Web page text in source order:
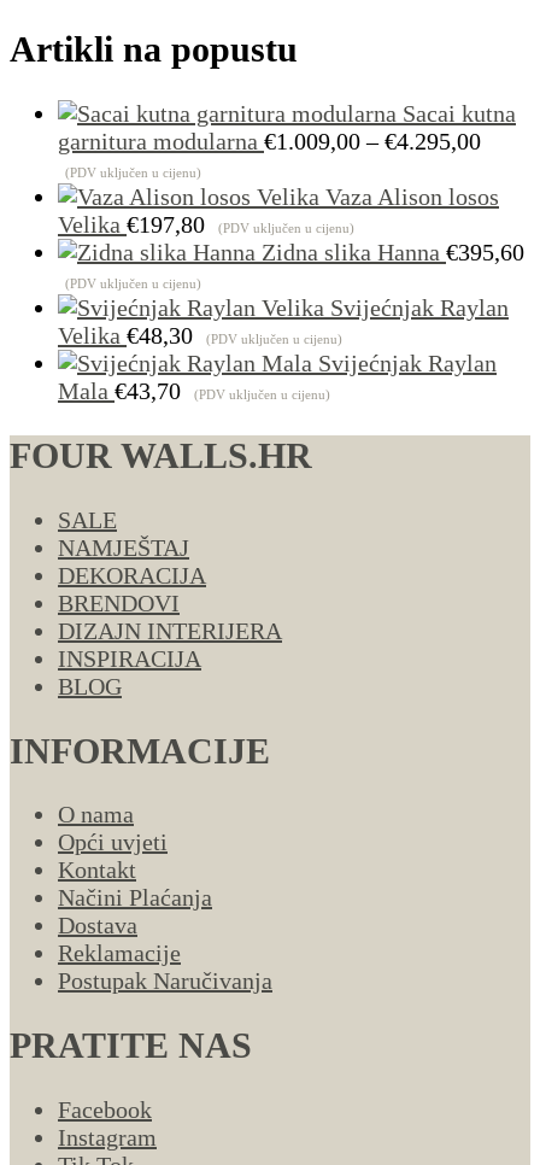
Artikli na popustu
Sacai kutna
garnitura modularna €1.009,00 – €4.295,00
od
do
(PDV uključen u cijenu)
Vaza Alison losos
Velika €197,80 (PDV uključen u cijenu)
Zidna slika Hanna €395,60
(PDV uključen u cijenu)
Svijećnjak Raylan
Velika €48,30 (PDV uključen u cijenu)
Svijećnjak Raylan
Mala €43,70 (PDV uključen u cijenu)
FOUR WALLS.HR
SALE
NAMJEŠTAJ
DEKORACIJA
BRENDOVI
DIZAJN INTERIJERA
INSPIRACIJA
BLOG
INFORMACIJE
O nama
Opći uvjeti
Kontakt
Načini Plaćanja
Dostava
Reklamacije
Postupak Naručivanja
PRATITE NAS
Facebook
Instagram